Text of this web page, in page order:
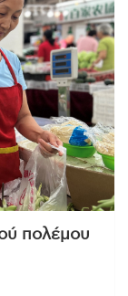
πολέμου